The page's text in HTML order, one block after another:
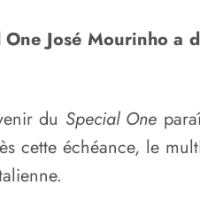
José Mourinho
du Special One
cette échéance, le